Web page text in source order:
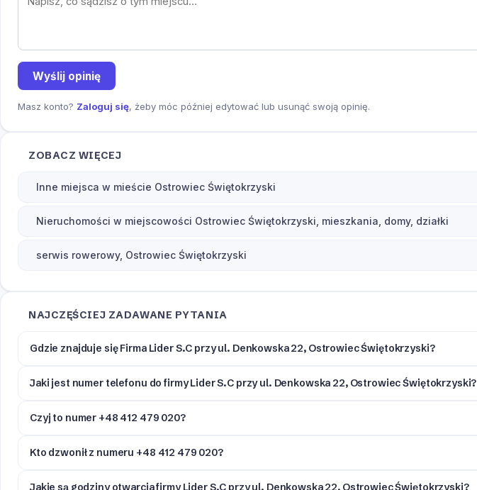
Wyślij opinię
Masz konto? Zaloguj się, żeby móc później edytować lub usunąć swoją opinię.
ZOBACZ WIĘCEJ
Inne miejsca w mieście Ostrowiec Świętokrzyski
Nieruchomości w miejscowości Ostrowiec Świętokrzyski, mieszkania, domy, działki
serwis rowerowy, Ostrowiec Świętokrzyski
NAJCZĘŚCIEJ ZADAWANE PYTANIA
Gdzie znajduje się Firma Lider S.C przy ul. Denkowska 22, Ostrowiec Świętokrzyski?
Jaki jest numer telefonu do firmy Lider S.C przy ul. Denkowska 22, Ostrowiec Świętokrzyski?
Czyj to numer +48 412 479 020?
Kto dzwonił z numeru +48 412 479 020?
Jakie są godziny otwarcia firmy Lider S.C przy ul. Denkowska 22, Ostrowiec Świętokrzyski?